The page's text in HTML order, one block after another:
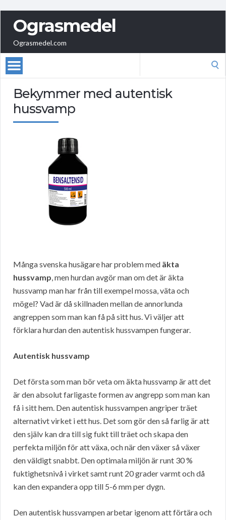
Ograsmedel
Ograsmedel.com
Bekymmer med autentisk
hussvamp
Många svenska husägare har problem med äkta
hussvamp, men hurdan avgör man om det är äkta
hussvamp man har från till exempel mossa, väta och
mögel? Vad är då skillnaden mellan de annorlunda
angreppen som man kan få på sitt hus. Vi väljer att
förklara hurdan den autentisk hussvampen fungerar.
Autentisk hussvamp
Det första som man bör veta om äkta hussvamp är att det
är den absolut farligaste formen av angrepp som man kan
få i sitt hem. Den autentisk hussvampen angriper träet
alternativt virket i ett hus. Det som gör den så farlig är att
den själv kan dra till sig fukt till träet och skapa den
perfekta miljön för att växa, och när den växer så växer
den väldigt snabbt. Den optimala miljön är runt 30 %
fuktighetsnivå i virket samt runt 20 grader varmt och då
kan den expandera opp till 5-6 mm per dygn.
Den autentisk hussvampen arbetar igenom att förtära och